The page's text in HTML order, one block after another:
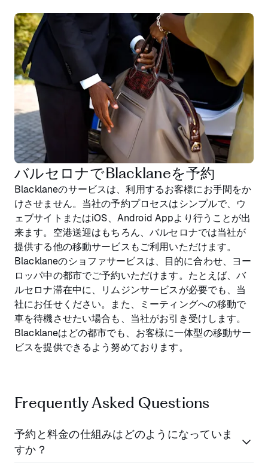
バルセロナでBlacklaneを予約
Blacklaneのサービスは、利用するお客様にお手間をか
けさせません。当社の予約プロセスはシンプルで、ウ
ェブサイトまたはiOS、Android Appより行うことが出
来ます。空港送迎はもちろん、バルセロナでは当社が
提供する他の移動サービスもご利用いただけます。
Blacklaneのショファサービスは、目的に合わせ、ヨー
ロッパ中の都市でご予約いただけます。たとえば、バ
ルセロナ滞在中に、リムジンサービスが必要でも、当
社にお任せください。また、ミーティングへの移動で
車を待機させたい場合も、当社がお引き受けします。
Blacklaneはどの都市でも、お客様に一体型の移動サー
ビスを提供できるよう努めております。
Frequently Asked Questions
予約と料金の仕組みはどのようになっていま
すか？